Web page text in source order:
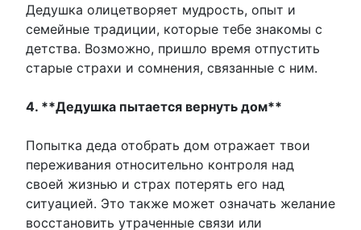
Дедушка олицетворяет мудрость, опыт и
семейные традиции, которые тебе знакомы с
детства. Возможно, пришло время отпустить
старые страхи и сомнения, связанные с ним.
4. **Дедушка пытается вернуть дом**
Попытка деда отобрать дом отражает твои
переживания относительно контроля над
своей жизнью и страх потерять его над
ситуацией. Это также может означать желание
восстановить утраченные связи или